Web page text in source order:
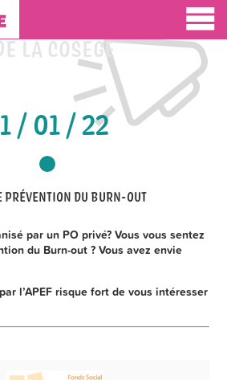
LA COSEGE
/ 01 / 22
PRÉVENTION DU BURN-OUT
par un PO privé? Vous vous sentez
du Burn-out ? Vous avez envie
l’APEF risque fort de vous intéresser